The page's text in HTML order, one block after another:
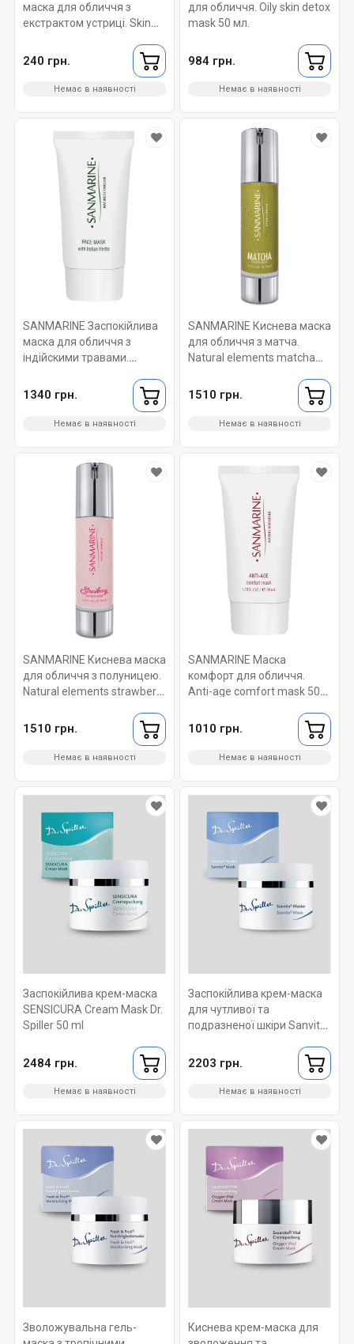
маска для обличчя з
екстрактом устриці. Skin
1 шт
240 грн.
Немає в наявності
для обличчя. Oily skin detox
mask 50 мл.
984 грн.
Немає в наявності
SANMARINE Заспокійлива
маска для обличчя з
індійскими травами.
with indian herb 50мл.
1340 грн.
Немає в наявності
SANMARINE Киснева маска
для обличчя з матча.
Natural elements matcha
1510 грн.
Немає в наявності
SANMARINE Киснева маска
для обличчя з полуницею.
Natural elements strawberry
1510 грн.
Немає в наявності
SANMARINE Маска
комфорт для обличчя.
Anti-age comfort mask 50
1010 грн.
Немає в наявності
Заспокійлива крем-маска
SENSICURA Cream Mask Dr.
Spiller 50 ml
2484 грн.
Немає в наявності
Заспокійлива крем-маска
для чутливої та
подразненої шкіри Sanvita
2203 грн.
Немає в наявності
Зволожувальна гель-
Киснева крем-маска для